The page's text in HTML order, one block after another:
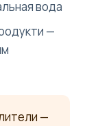
вода
—
—